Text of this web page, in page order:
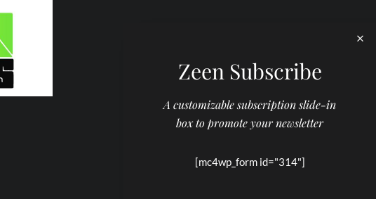
Zeen Subscribe
A customizable subscription slide-in
box to promote your newsletter
[mc4wp_form id="314"]